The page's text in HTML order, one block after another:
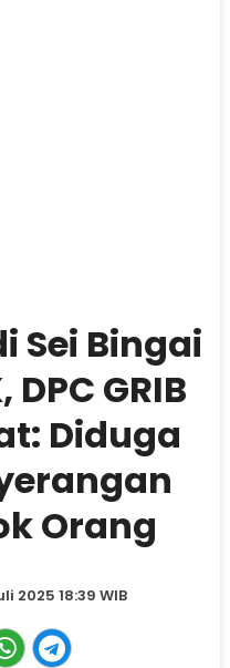
Sei Bingai
GRIB
Diduga
Orang
2025 18:39 WIB